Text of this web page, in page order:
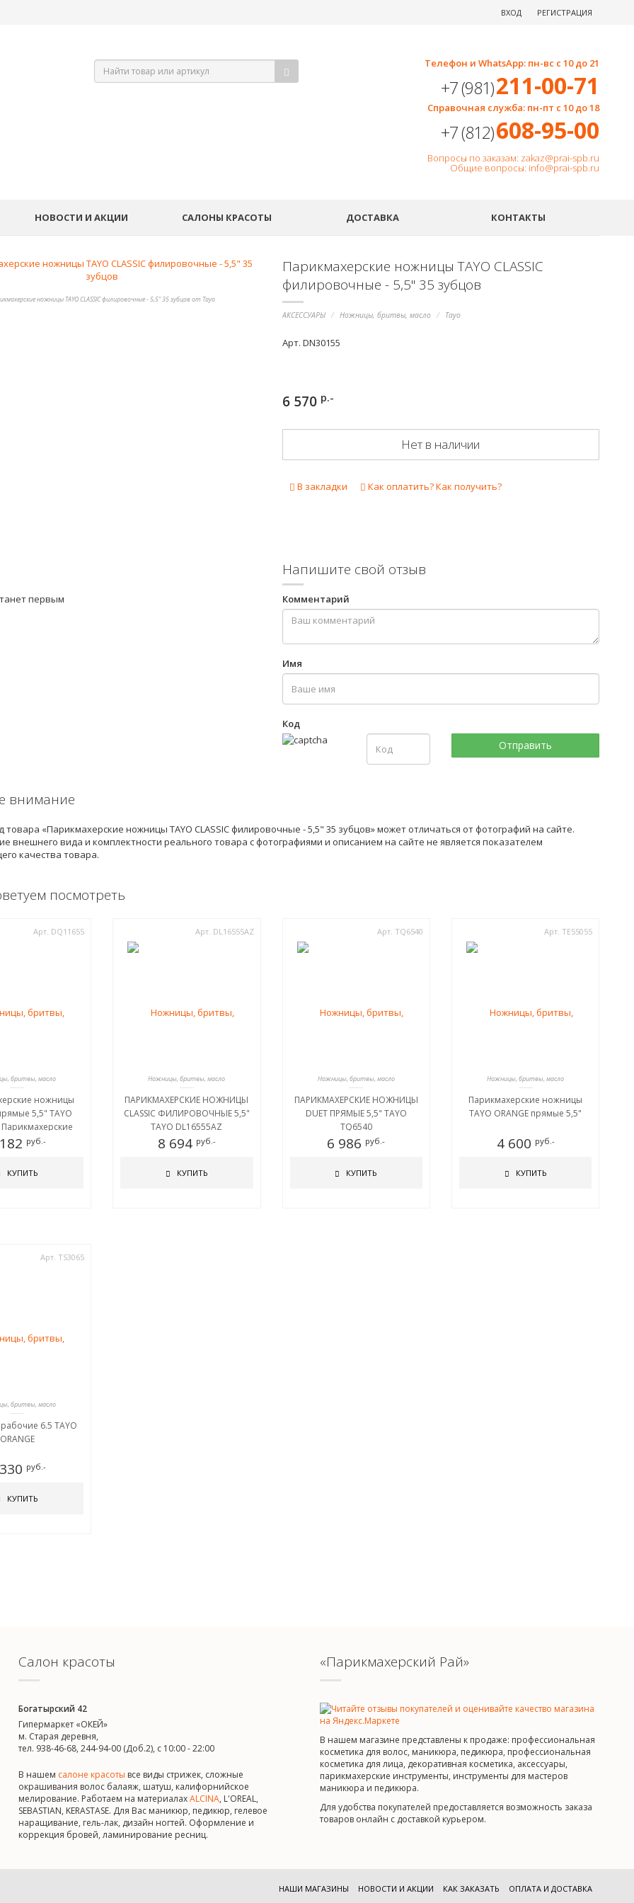
ВХОД РЕГИСТРАЦИЯ
Телефон и WhatsApp: пн-вс с 10 до 21
+7 (981)211-00-71
Справочная служба: пн-пт с 10 до 18
+7 (812)608-95-00
Вопросы по заказам: zakaz@prai-spb.ru
Общие вопросы: info@prai-spb.ru
НОВОСТИ И АКЦИИ САЛОНЫ КРАСОТЫ ДОСТАВКА КОНТАКТЫ
ножницы TAYO CLASSIC филировочные - 5,5" 35 зубцов от Tayo
Парикмахерские ножницы TAYO CLASSIC
филировочные - 5,5" 35 зубцов
АКСЕССУАРЫ Ножницы, бритвы, масло Tayo
Арт. DN30155
6 570 р.-
Нет в наличии
В закладки Как оплатить? Как получить?
первым
Напишите свой отзыв
Комментарий
Имя
Код
внимание
«Парикмахерские ножницы TAYO CLASSIC филировочные - 5,5" 35 зубцов» может отличаться от фотографий на сайте.
внешнего вида и комплектности реального товара с фотографиями и описанием на сайте не является показателем
качества товара.
посмотреть
Арт. DQ11655
бритвы, масло
ножницы
5,5" TAYO
прямые 5,5"
ПРЯМЫЕ 5,5" TAYO
руб.-
КУПИТЬ
Арт. DL16555AZ
Ножницы, бритвы, масло
ПАРИКМАХЕРСКИЕ НОЖНИЦЫ
CLASSIC ФИЛИРОВОЧНЫЕ 5,5"
TAYO DL16555AZ
8 694 руб.-
КУПИТЬ
Арт. TQ6540
Ножницы, бритвы, масло
ПАРИКМАХЕРСКИЕ НОЖНИЦЫ
DUET ПРЯМЫЕ 5,5" TAYO
TQ6540
6 986 руб.-
КУПИТЬ
Арт. TE55055
Ножницы, бритвы, масло
Парикмахерские ножницы
TAYO ORANGE прямые 5,5"
4 600 руб.-
КУПИТЬ
Арт. TS3065
бритвы, масло
6.5 TAYO
ORANGE
руб.-
КУПИТЬ
Салон красоты
Богатырский 42
Гипермаркет «ОКЕЙ»
м. Старая деревня,
тел. 938-46-68, 244-94-00 (Доб.2), c 10:00 - 22:00
В нашем салоне красоты все виды стрижек, сложные
окрашивания волос балаяж, шатуш, калифорнийское
мелирование. Работаем на материалахALCINA, L'OREAL,
SEBASTIAN, KERASTASE. Для Вас маникюр, педикюр, гелевое
наращивание, гель-лак, дизайн ногтей. Оформление и
коррекция бровей, ламинирование ресниц.
«Парикмахерский Рай»
В нашем магазине представлены к продаже: профессиональная
косметика для волос, маникюра, педикюра, профессиональная
косметика для лица, декоративная косметика, аксессуары,
парикмахерские инструменты, инструменты для мастеров
маникюра и педикюра.
Для удобства покупателей предоставляется возможность заказа
товаров онлайн с доставкой курьером.
НАШИ МАГАЗИНЫ НОВОСТИ И АКЦИИ КАК ЗАКАЗАТЬ ОПЛАТА И ДОСТАВКА